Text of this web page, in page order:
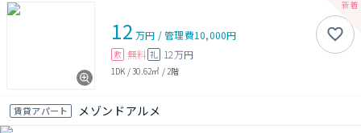
12 万円 /管理費10,000円
敷 無料 礼 12万円
1DK /30.62㎡ / 2階
賃貸アパート メゾンドアルメ